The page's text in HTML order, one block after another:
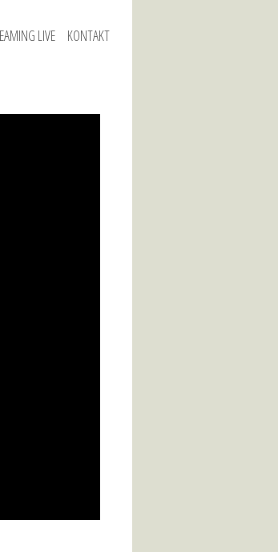
LIVE KONTAKT